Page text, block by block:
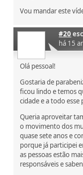
Vou mandar este
#20
há 15
Olá pessoal!
Gostaria de
ficou lindo e temos
cidade e a todo esse
Queria aproveitar
o movimento dos
quase sete anos e
porque já participei
as pessoas estão
responsáveis e